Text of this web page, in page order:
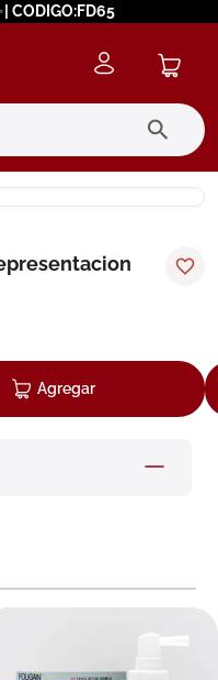
CODIGO:FD65
Agregar